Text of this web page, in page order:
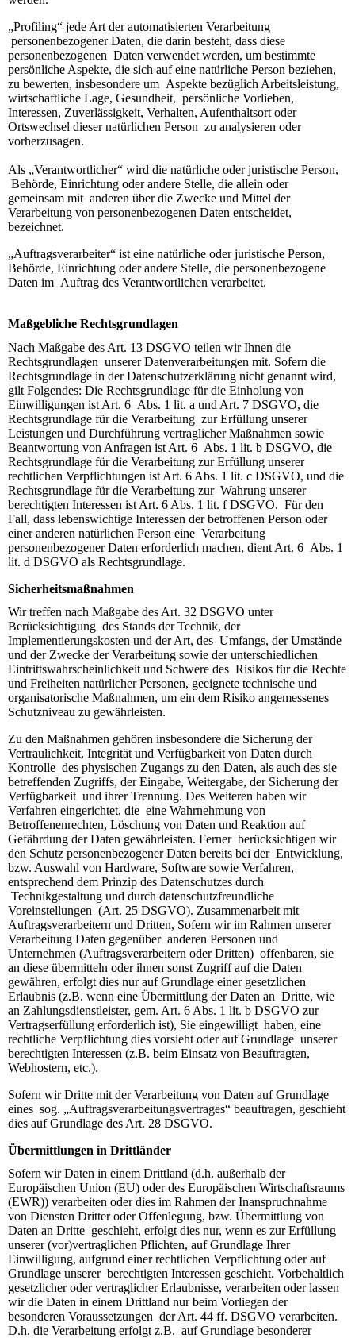
„Profiling“ jede Art der automatisierten Verarbeitung
personenbezogener Daten, die darin besteht, dass diese
personenbezogenen Daten verwendet werden, um bestimmte
persönliche Aspekte, die sich auf eine natürliche Person beziehen,
zu bewerten, insbesondere um Aspekte bezüglich Arbeitsleistung,
wirtschaftliche Lage, Gesundheit, persönliche Vorlieben,
Interessen, Zuverlässigkeit, Verhalten, Aufenthaltsort oder
Ortswechsel dieser natürlichen Person zu analysieren oder
vorherzusagen.
Als „Verantwortlicher“ wird die natürliche oder juristische Person,
Behörde, Einrichtung oder andere Stelle, die allein oder
gemeinsam mit anderen über die Zwecke und Mittel der
Verarbeitung von personenbezogenen Daten entscheidet,
bezeichnet.
„Auftragsverarbeiter“ ist eine natürliche oder juristische Person,
Behörde, Einrichtung oder andere Stelle, die personenbezogene
Daten im Auftrag des Verantwortlichen verarbeitet.
Maßgebliche Rechtsgrundlagen
Nach Maßgabe des Art. 13 DSGVO teilen wir Ihnen die
Rechtsgrundlagen unserer Datenverarbeitungen mit. Sofern die
Rechtsgrundlage in der Datenschutzerklärung nicht genannt wird,
gilt Folgendes: Die Rechtsgrundlage für die Einholung von
Einwilligungen ist Art. 6 Abs. 1 lit. a und Art. 7 DSGVO, die
Rechtsgrundlage für die Verarbeitung zur Erfüllung unserer
Leistungen und Durchführung vertraglicher Maßnahmen sowie
Beantwortung von Anfragen ist Art. 6 Abs. 1 lit. b DSGVO, die
Rechtsgrundlage für die Verarbeitung zur Erfüllung unserer
rechtlichen Verpflichtungen ist Art. 6 Abs. 1 lit. c DSGVO, und die
Rechtsgrundlage für die Verarbeitung zur Wahrung unserer
berechtigten Interessen ist Art. 6 Abs. 1 lit. f DSGVO. Für den
Fall, dass lebenswichtige Interessen der betroffenen Person oder
einer anderen natürlichen Person eine Verarbeitung
personenbezogener Daten erforderlich machen, dient Art. 6 Abs. 1
lit. d DSGVO als Rechtsgrundlage.
Sicherheitsmaßnahmen
Wir treffen nach Maßgabe des Art. 32 DSGVO unter
Berücksichtigung des Stands der Technik, der
Implementierungskosten und der Art, des Umfangs, der Umstände
und der Zwecke der Verarbeitung sowie der unterschiedlichen
Eintrittswahrscheinlichkeit und Schwere des Risikos für die Rechte
und Freiheiten natürlicher Personen, geeignete technische und
organisatorische Maßnahmen, um ein dem Risiko angemessenes
Schutzniveau zu gewährleisten.
Zu den Maßnahmen gehören insbesondere die Sicherung der
Vertraulichkeit, Integrität und Verfügbarkeit von Daten durch
Kontrolle des physischen Zugangs zu den Daten, als auch des sie
betreffenden Zugriffs, der Eingabe, Weitergabe, der Sicherung der
Verfügbarkeit und ihrer Trennung. Des Weiteren haben wir
Verfahren eingerichtet, die eine Wahrnehmung von
Betroffenenrechten, Löschung von Daten und Reaktion auf
Gefährdung der Daten gewährleisten. Ferner berücksichtigen wir
den Schutz personenbezogener Daten bereits bei der Entwicklung,
bzw. Auswahl von Hardware, Software sowie Verfahren,
entsprechend dem Prinzip des Datenschutzes durch
Technikgestaltung und durch datenschutzfreundliche
Voreinstellungen (Art. 25 DSGVO). Zusammenarbeit mit
Auftragsverarbeitern und Dritten, Sofern wir im Rahmen unserer
Verarbeitung Daten gegenüber anderen Personen und
Unternehmen (Auftragsverarbeitern oder Dritten) offenbaren, sie
an diese übermitteln oder ihnen sonst Zugriff auf die Daten
gewähren, erfolgt dies nur auf Grundlage einer gesetzlichen
Erlaubnis (z.B. wenn eine Übermittlung der Daten an Dritte, wie
an Zahlungsdienstleister, gem. Art. 6 Abs. 1 lit. b DSGVO zur
Vertragserfüllung erforderlich ist), Sie eingewilligt haben, eine
rechtliche Verpflichtung dies vorsieht oder auf Grundlage unserer
berechtigten Interessen (z.B. beim Einsatz von Beauftragten,
Webhostern, etc.).
Sofern wir Dritte mit der Verarbeitung von Daten auf Grundlage
eines sog. „Auftragsverarbeitungsvertrages“ beauftragen, geschieht
dies auf Grundlage des Art. 28 DSGVO.
Übermittlungen in Drittländer
Sofern wir Daten in einem Drittland (d.h. außerhalb der
Europäischen Union (EU) oder des Europäischen Wirtschaftsraums
(EWR)) verarbeiten oder dies im Rahmen der Inanspruchnahme
von Diensten Dritter oder Offenlegung, bzw. Übermittlung von
Daten an Dritte geschieht, erfolgt dies nur, wenn es zur Erfüllung
unserer (vor)vertraglichen Pflichten, auf Grundlage Ihrer
Einwilligung, aufgrund einer rechtlichen Verpflichtung oder auf
Grundlage unserer berechtigten Interessen geschieht. Vorbehaltlich
gesetzlicher oder vertraglicher Erlaubnisse, verarbeiten oder lassen
wir die Daten in einem Drittland nur beim Vorliegen der
besonderen Voraussetzungen der Art. 44 ff. DSGVO verarbeiten.
D.h. die Verarbeitung erfolgt z.B. auf Grundlage besonderer